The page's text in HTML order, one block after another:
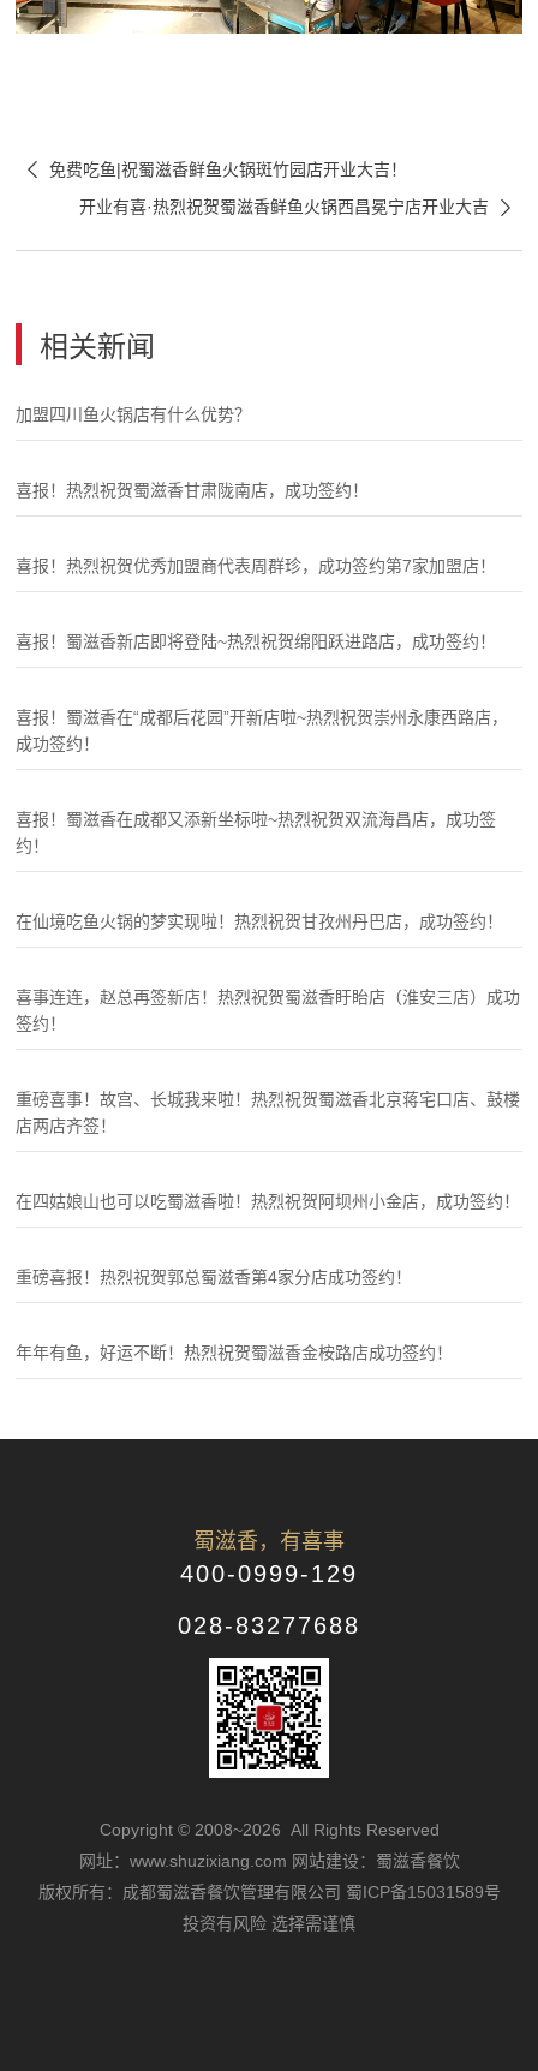
免费吃鱼|祝蜀滋香鲜鱼火锅斑竹园店开业大吉！

开业有喜·热烈祝贺蜀滋香鲜鱼火锅西昌冕宁店开业大吉
相关新闻
加盟四川鱼火锅店有什么优势？
喜报！热烈祝贺蜀滋香甘肃陇南店，成功签约！
喜报！热烈祝贺优秀加盟商代表周群珍，成功签约第7家加盟店！
喜报！蜀滋香新店即将登陆~热烈祝贺绵阳跃进路店，成功签约！
喜报！蜀滋香在“成都后花园”开新店啦~热烈祝贺崇州永康西路店，
成功签约！
喜报！蜀滋香在成都又添新坐标啦~热烈祝贺双流海昌店，成功签
约！
在仙境吃鱼火锅的梦实现啦！热烈祝贺甘孜州丹巴店，成功签约！
喜事连连，赵总再签新店！热烈祝贺蜀滋香盱眙店（淮安三店）成功
签约！
重磅喜事！故宫、长城我来啦！热烈祝贺蜀滋香北京蒋宅口店、鼓楼
店两店齐签！
在四姑娘山也可以吃蜀滋香啦！热烈祝贺阿坝州小金店，成功签约！
重磅喜报！热烈祝贺郭总蜀滋香第4家分店成功签约！
年年有鱼，好运不断！热烈祝贺蜀滋香金桉路店成功签约！
蜀滋香，有喜事
400-0999-129
028-83277688
Copyright © 2008~2026 All Rights Reserved
网址：www.shuzixiang.com 网站建设：蜀滋香餐饮
版权所有：成都蜀滋香餐饮管理有限公司 蜀ICP备15031589号
投资有风险 选择需谨慎